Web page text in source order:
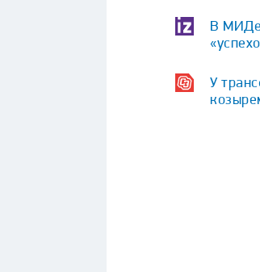
В МИДе
У